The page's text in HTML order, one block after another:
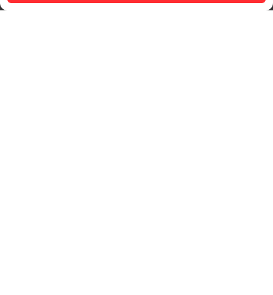
АКЦИИ И РАСПРОДАЖА